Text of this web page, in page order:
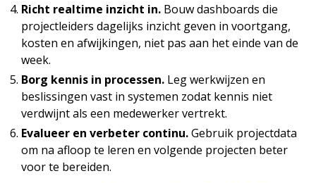
Richt realtime inzicht in. Bouw dashboards die
projectleiders dagelijks inzicht geven in voortgang,
kosten en afwijkingen, niet pas aan het einde van de
week.
Borg kennis in processen. Leg werkwijzen en
beslissingen vast in systemen zodat kennis niet
verdwijnt als een medewerker vertrekt.
Evalueer en verbeter continu.Gebruik projectdata
om na afloop te leren en volgende projecten beter
voor te bereiden.